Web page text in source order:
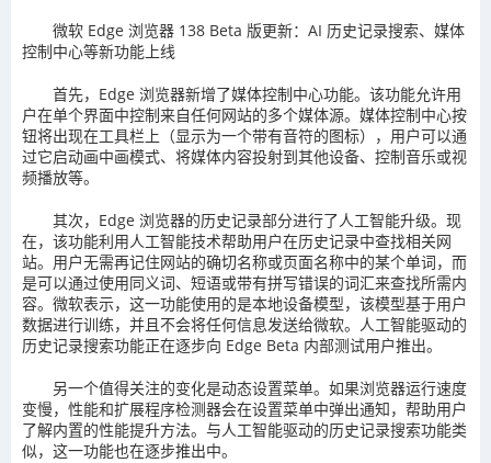
微软 Edge 浏览器 138 Beta 版更新：AI 历史记录搜索、媒体
控制中心等新功能上线
首先，Edge 浏览器新增了媒体控制中心功能。该功能允许用
户在单个界面中控制来自任何网站的多个媒体源。媒体控制中心按
钮将出现在工具栏上（显示为一个带有音符的图标），用户可以通
过它启动画中画模式、将媒体内容投射到其他设备、控制音乐或视
频播放等。
其次，Edge 浏览器的历史记录部分进行了人工智能升级。现
在，该功能利用人工智能技术帮助用户在历史记录中查找相关网
站。用户无需再记住网站的确切名称或页面名称中的某个单词，而
是可以通过使用同义词、短语或带有拼写错误的词汇来查找所需内
容。微软表示，这一功能使用的是本地设备模型，该模型基于用户
数据进行训练，并且不会将任何信息发送给微软。人工智能驱动的
历史记录搜索功能正在逐步向 Edge Beta 内部测试用户推出。
另一个值得关注的变化是动态设置菜单。如果浏览器运行速度
变慢，性能和扩展程序检测器会在设置菜单中弹出通知，帮助用户
了解内置的性能提升方法。与人工智能驱动的历史记录搜索功能类
似，这一功能也在逐步推出中。